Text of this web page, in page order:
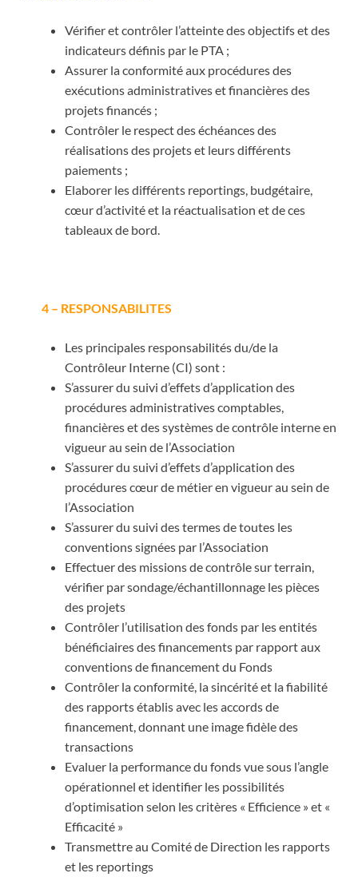
Vérifier et contrôler l’atteinte des objectifs et des
indicateurs définis par le PTA ;
Assurer la conformité aux procédures des
exécutions administratives et financières des
projets financés ;
Contrôler le respect des échéances des
réalisations des projets et leurs différents
paiements ;
Elaborer les différents reportings, budgétaire,
cœur d’activité et la réactualisation et de ces
tableaux de bord.
4 – RESPONSABILITES
Les principales responsabilités du/de la
Contrôleur Interne (CI) sont :
S’assurer du suivi d’effets d’application des
procédures administratives comptables,
financières et des systèmes de contrôle interne en
vigueur au sein de l’Association
S’assurer du suivi d’effets d’application des
procédures cœur de métier en vigueur au sein de
l’Association
S’assurer du suivi des termes de toutes les
conventions signées par l’Association
Effectuer des missions de contrôle sur terrain,
vérifier par sondage/échantillonnage les pièces
des projets
Contrôler l’utilisation des fonds par les entités
bénéficiaires des financements par rapport aux
conventions de financement du Fonds
Contrôler la conformité, la sincérité et la fiabilité
des rapports établis avec les accords de
financement, donnant une image fidèle des
transactions
Evaluer la performance du fonds vue sous l’angle
opérationnel et identifier les possibilités
d’optimisation selon les critères « Efficience » et «
Efficacité »
Transmettre au Comité de Direction les rapports
et les reportings